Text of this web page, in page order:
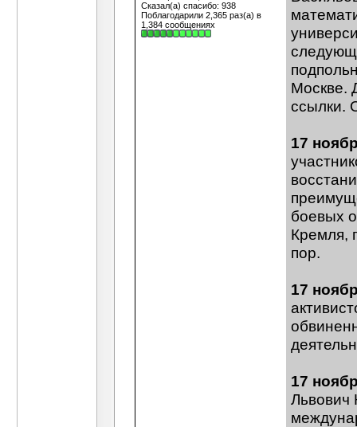
Сказал(а) спасибо: 938
Поблагодарили 2,365 раз(а) в
1,384 сообщениях
Москве.
ссылки.
17
боевых
Кремля,
пор.
17
17
Львович